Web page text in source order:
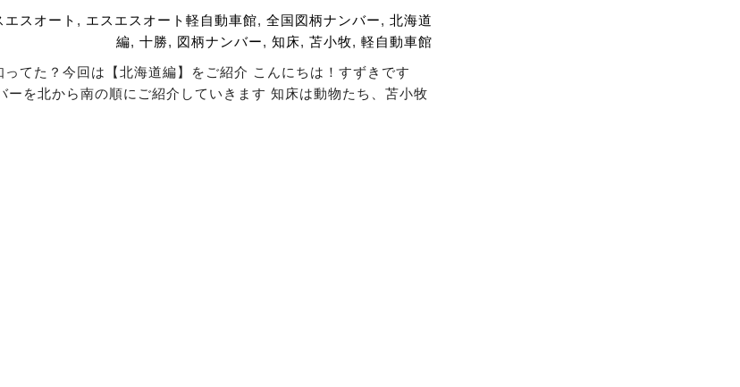
エスオート , エスエスオート軽自動車館, 全国図柄ナンバー, 北海道
編, 十勝, 図柄ナンバー, 知床, 苫小牧, 軽自動車館
てた？ 今回は【北海道編】をご紹介 こんにちは！すずきです
を北から南の順にご紹介していきます 知床は動物たち、苫小牧